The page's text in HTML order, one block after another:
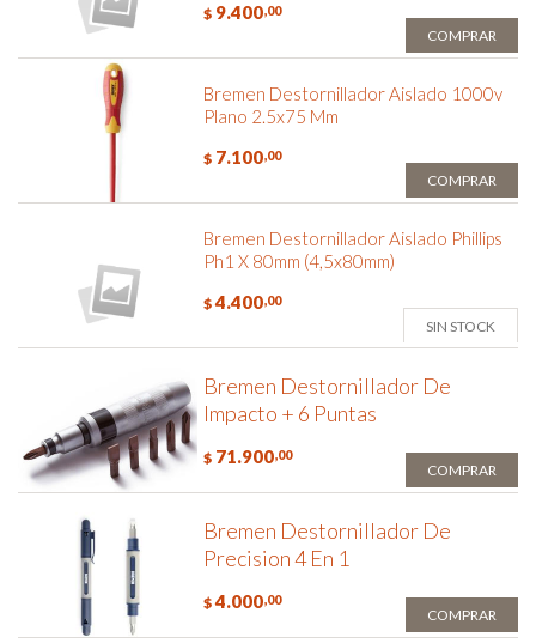
$ 9.400,00
COMPRAR
Bremen Destornillador Aislado 1000v
Plano 2.5x75 Mm
$ 7.100,00
COMPRAR
Bremen Destornillador Aislado Phillips
Ph1 X 80mm (4,5x80mm)
$ 4.400,00
SIN STOCK
Bremen Destornillador De
Impacto + 6 Puntas
$ 71.900,00
COMPRAR
Bremen Destornillador De
Precision 4 En 1
$ 4.000,00
COMPRAR